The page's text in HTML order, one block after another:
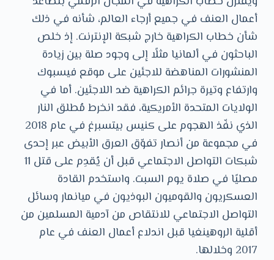
أعمال العنف في جميع أرجاء العالم، شأنه في ذلك
شأن خطاب الكراهية خارج شبكة الإنترنت. إذ خلص
الباحثون في ألمانيا مثلًا إلى وجود صلة بين زيادة
المنشورات المناهضة للاجئين على موقع فيسبوك
وارتفاع وتيرة جرائم الكراهية ضد اللاجئين. أما في
الولايات المتحدة الأمريكية، فقد انخرط مُطلق النار
الذي نفّذ الهجوم على كنيس بيتسبرغ في عام 2018
في مجموعة من أنصار تفوّق العرق الأبيض عبر إحدى
شبكات التواصل الاجتماعي قبل أن يُقدِم على قتل 11
مصليًا في صلاة يوم السبت. واستخدم القادة
العسكريون والقوميون البوذيون في ميانمار وسائل
التواصل الاجتماعي للانتقاص من آدمية المسلمين من
أقلية الروهينغيا قبل اندلاع أعمال العنف في عام
2017 وخلالها.